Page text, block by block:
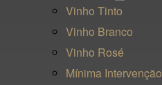
menu
Vinho Tinto
Vinho Branco
Vinho Rosé
Mínima Intervenção